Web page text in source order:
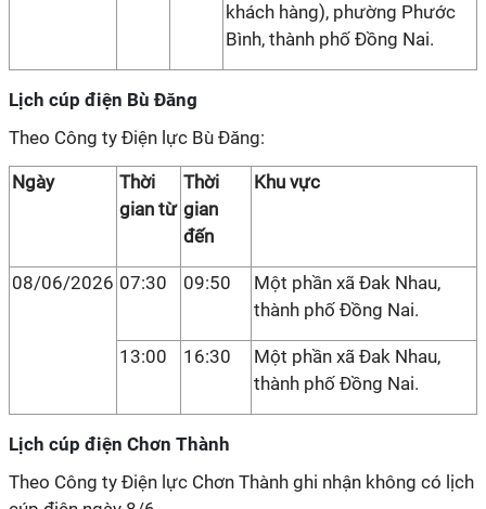
khách hàng), phường Phước
Bình, thành phố Đồng Nai.
Lịch cúp điện Bù Đăng
Theo Công ty Điện lực Bù Đăng:
Ngày
Thời
gian từ
Thời
gian
đến
Khu vực
08/06/2026 07:30 09:50
Một phần xã Đak Nhau,
thành phố Đồng Nai.
13:00 16:30
Một phần xã Đak Nhau,
thành phố Đồng Nai.
Lịch cúp điện Chơn Thành
Theo Công ty Điện lực Chơn Thành ghi nhận không có lịch